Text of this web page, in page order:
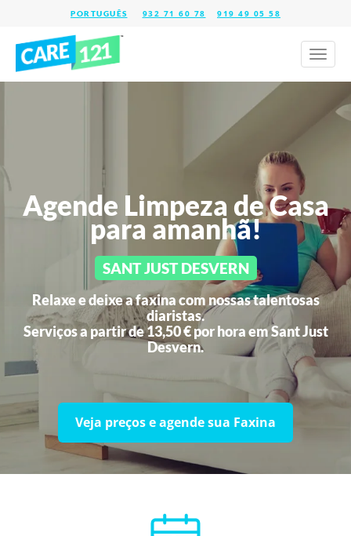
932 71 60 78 919 49 05 58
Toggle
Agende Limpeza de Casa
para amanhã!
SANT JUST DESVERN
Relaxe e deixe a faxina com nossas talentosas
diaristas.
Serviços a partir de 13,50 € por hora emSant Just
Desvern.
Veja preços e agende sua Faxina